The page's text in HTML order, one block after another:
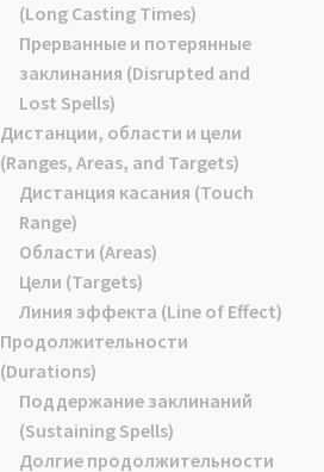
(Long Casting Times)
Прерванные и потерянные
заклинания (Disrupted and
Lost Spells)
Дистанции, области и цели
(Ranges, Areas, and Targets)
Дистанция касания (Touch
Range)
Области (Areas)
Цели (Targets)
Линия эффекта (Line of Effect)
Продолжительности
(Durations)
Поддержание заклинаний
(Sustaining Spells)
Долгие продолжительности